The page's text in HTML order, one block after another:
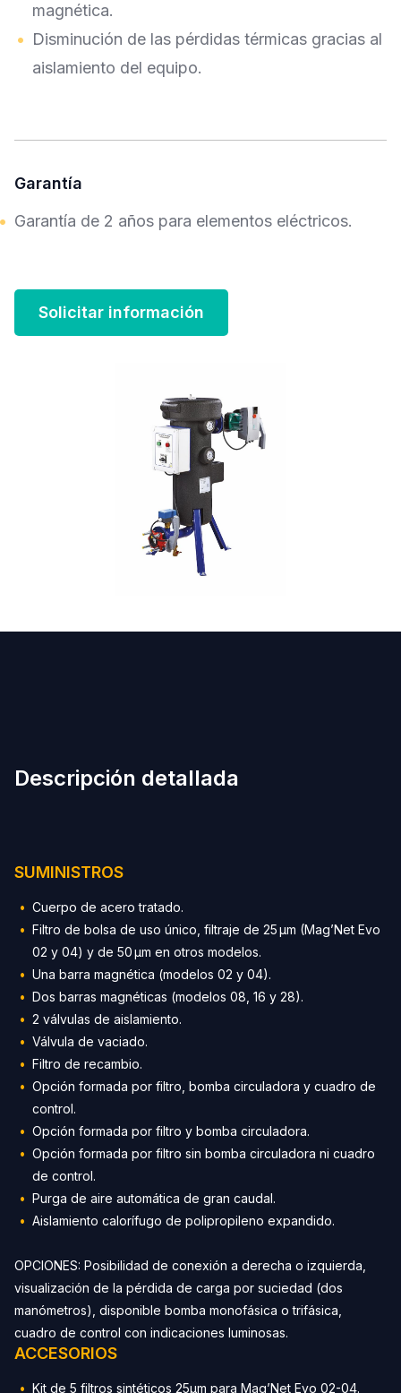
magnética.
Disminución de las pérdidas térmicas gracias al
aislamiento del equipo.
Garantía
Garantía de 2 años para elementos eléctricos.
Solicitar información
Descripción detallada
SUMINISTROS
Cuerpo de acero tratado.
Filtro de bolsa de uso único, filtraje de 25 µm (Mag’Net Evo
02 y 04) y de 50 µm en otros modelos.
Una barra magnética (modelos 02 y 04).
Dos barras magnéticas (modelos 08, 16 y 28).
2 válvulas de aislamiento.
Válvula de vaciado.
Filtro de recambio.
Opción formada por filtro, bomba circuladora y cuadro de
control.
Opción formada por filtro y bomba circuladora.
Opción formada por filtro sin bomba circuladora ni cuadro
de control.
Purga de aire automática de gran caudal.
Aislamiento calorífugo de polipropileno expandido.
OPCIONES: Posibilidad de conexión a derecha o izquierda,
visualización de la pérdida de carga por suciedad (dos
manómetros), disponible bomba monofásica o trifásica,
cuadro de control con indicaciones luminosas.
ACCESORIOS
Kit de 5 filtros sintéticos 25µm para Mag’Net Evo 02-04.